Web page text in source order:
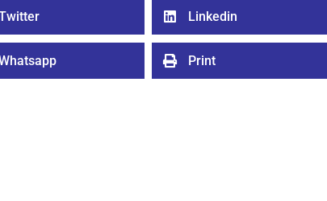
 Linkedin
 Print